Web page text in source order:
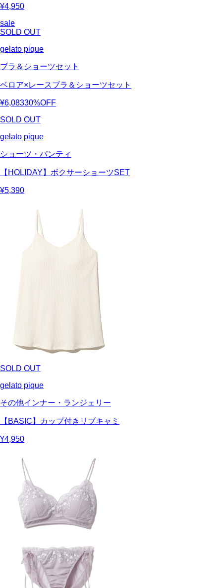
¥4,950
sale
SOLD OUT
gelato pique
ブラ＆ショーツセット
ベロア×レースブラ＆ショーツセット
¥6,08330%OFF
SOLD OUT
gelato pique
ショーツ・パンティ
【HOLIDAY】ボクサーショーツSET
¥5,390
SOLD OUT
gelato pique
その他インナー・ランジェリー
【BASIC】カップ付きリブキャミ
¥4,950